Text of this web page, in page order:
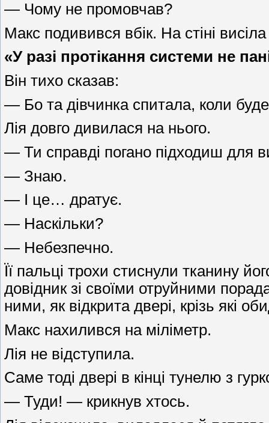
— Чому не промовчав?
Макс подивився вбік. На стіні
«У разі протікання системи не
Він тихо сказав:
— Бо та дівчинка спитала, коли
Лія довго дивилася на нього.
— Ти справді погано підходиш для
— Знаю.
— І це… дратує.
— Наскільки?
— Небезпечно.
Її пальці трохи стиснули тканину
довідник зі своїми отруйними
ними, як відкрита двері, крізь які
Макс нахилився на міліметр.
Лія не відступила.
Саме тоді двері в кінці тунелю з
— Туди! — крикнув хтось.